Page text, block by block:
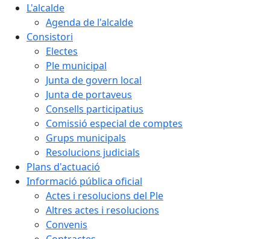
L'alcalde
Agenda de l'alcalde
Consistori
Electes
Ple municipal
Junta de govern local
Junta de portaveus
Consells participatius
Comissió especial de comptes
Grups municipals
Resolucions judicials
Plans d'actuació
Informació pública oficial
Actes i resolucions del Ple
Altres actes i resolucions
Convenis